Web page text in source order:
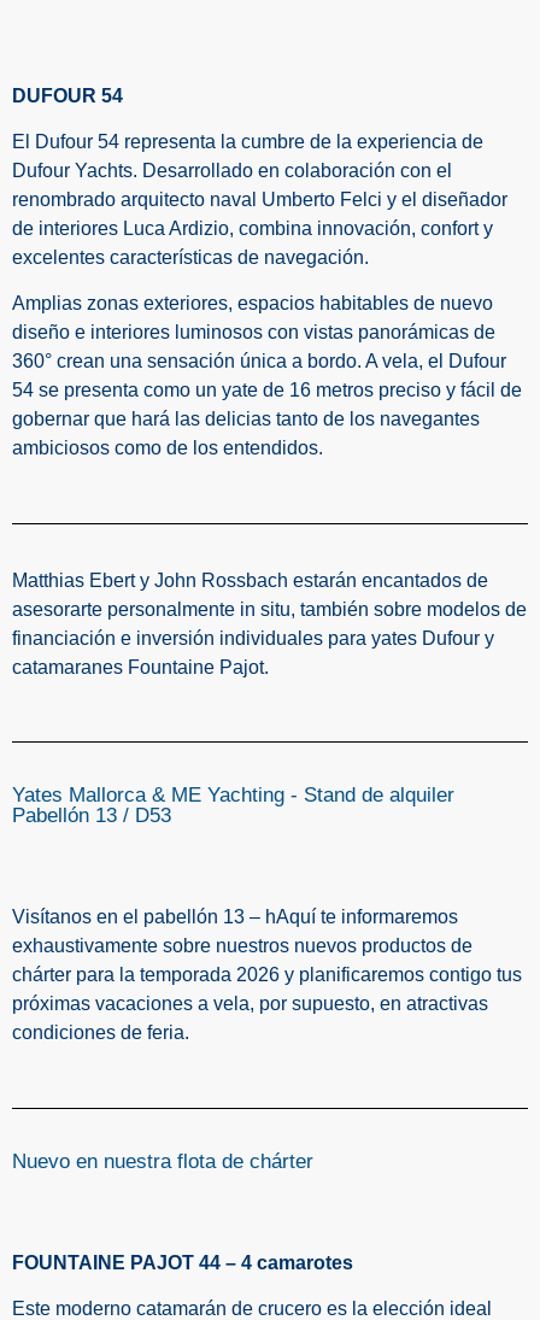
DUFOUR 54
El Dufour 54 representa la cumbre de la experiencia de
Dufour Yachts. Desarrollado en colaboración con el
renombrado arquitecto naval Umberto Felci y el diseñador
de interiores Luca Ardizio, combina innovación, confort y
excelentes características de navegación.
Amplias zonas exteriores, espacios habitables de nuevo
diseño e interiores luminosos con vistas panorámicas de
360° crean una sensación única a bordo. A vela, el Dufour
54 se presenta como un yate de 16 metros preciso y fácil de
gobernar que hará las delicias tanto de los navegantes
ambiciosos como de los entendidos.
Matthias Ebert y John Rossbach estarán encantados de
asesorarte personalmente in situ, también sobre modelos de
financiación e inversión individuales para yates Dufour y
catamaranes Fountaine Pajot.
Yates Mallorca & ME Yachting - Stand de alquiler
Pabellón 13 / D53
Visítanos en el pabellón 13 – hAquí te informaremos
exhaustivamente sobre nuestros nuevos productos de
chárter para la temporada 2026 y planificaremos contigo tus
próximas vacaciones a vela, por supuesto, en atractivas
condiciones de feria.
Nuevo en nuestra flota de chárter
FOUNTAINE PAJOT 44 – 4 camarotes
Este moderno catamarán de crucero es la elección ideal